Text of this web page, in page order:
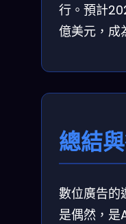
行。預計
億美元，成
總結
數位廣告的
是偶然，是